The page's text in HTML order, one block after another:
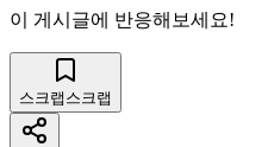
이 게시글에 반응해보세요!
스크랩 스크랩